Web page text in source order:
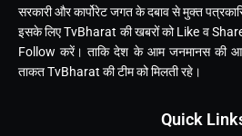
सरकारी और कार्पोरेट जगत के दबाव से मुक्त
इसके लिए TvBharat की खबरों को Like व
Follow करें। ताकि देश के आम जनमानस की
ताकत TvBharat की टीम को मिलती रहे।
Quick